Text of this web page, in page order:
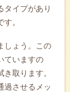
タイプがあり
。
しょう。この
ていますの
取ります。
過させるメッ